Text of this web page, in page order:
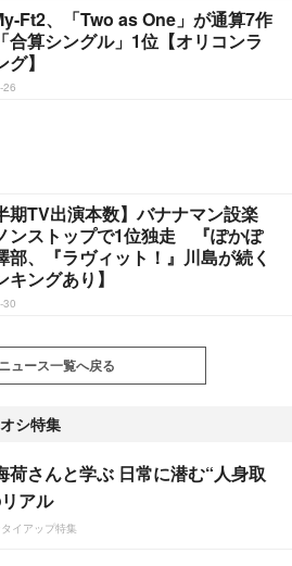
Ft2、「Two as One」が通算7作
合算シングル」1位【オリコンラ
グ】
26
期TV出演本数】バナナマン設楽
ンストップで1位独走 『ぽかぽ
部、『ラヴィット！』川島が続く
キングあり】
30
ニュース一覧へ戻る
シ特集
荷さんと学ぶ 日常に潜む“人身取
アル
イアップ特集